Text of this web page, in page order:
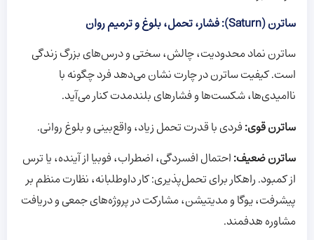
ساترن (Saturn): فشار، تحمل، بلوغ و ترمیم روان
ساترن نماد محدودیت، چالش، سختی و درس‌های بزرگ زندگی
است. کیفیت ساترن در چارت نشان می‌دهد فرد چگونه با
ناامیدی‌ها، شکست‌ها و فشارهای بلندمدت کنار می‌آید.
ساترن قوی:فردی با قدرت تحمل زیاد، واقع‌بینی و بلوغ روانی.
ساترن ضعیف:احتمال افسردگی، اضطراب، فوبیا از آینده، یا ترس
از کمبود. راهکار برای تحمل‌پذیری: کار داوطلبانه، نظارت منظم بر
پیشرفت، یوگا و مدیتیشن، مشارکت در پروژه‌های جمعی و دریافت
مشاوره هدفمند.